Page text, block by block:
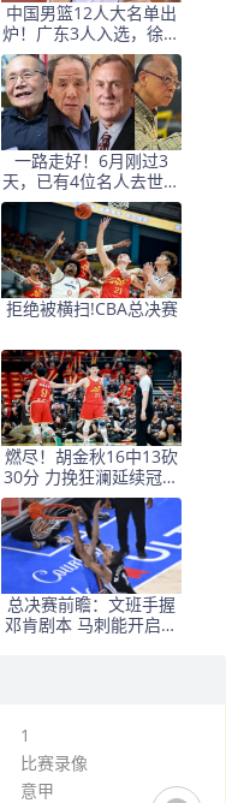
中国男篮12人大名单出
炉！广东3人入选，徐昕
国家队首秀，胡明轩轮
休
一路走好！6月刚过3
天，已有4位名人去世，
姚明等人发文悼念
拒绝被横扫!CBA总决赛
燃尽！胡金秋16中13砍
30分 力挽狂澜延续冠军
悬念
总决赛前瞻：文班手握
邓肯剧本 马刺能开启新
1
比赛录像
意甲